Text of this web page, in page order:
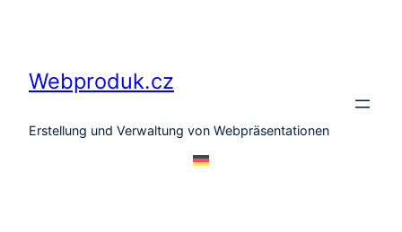
Webproduk.cz
Erstellung und Verwaltung von Webpräsentationen